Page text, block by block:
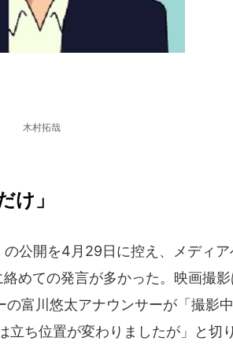
木村拓哉
け」
公開を4月29日に控え、メディア
めての発言が多かった。映画撮
富川悠太アナウンサーが「撮影
立ち位置が変わりましたが」と切